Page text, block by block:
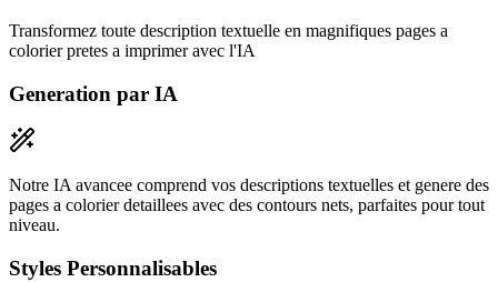
Transformez toute description textuelle en magnifiques pages a
colorier pretes a imprimer avec l'IA
Generation par IA
Notre IA avancee comprend vos descriptions textuelles et genere des
pages a colorier detaillees avec des contours nets, parfaites pour tout
niveau.
Styles Personnalisables